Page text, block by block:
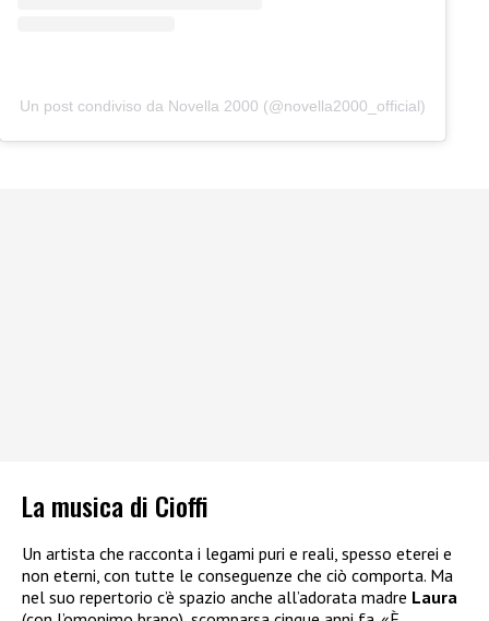
Un post condiviso da Novella 2000 (@novella2000_official)
La musica di Cioffi
Un artista che racconta i legami puri e reali, spesso eterei e
non eterni, con tutte le conseguenze che ciò comporta. Ma
nel suo repertorio c’è spazio anche all’adorata madre Laura